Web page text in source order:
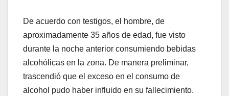
De acuerdo con testigos, el hombre, de
aproximadamente 35 años de edad, fue visto
durante la noche anterior consumiendo bebidas
alcohólicas en la zona. De manera preliminar,
trascendió que el exceso en el consumo de
alcohol pudo haber influido en su fallecimiento.